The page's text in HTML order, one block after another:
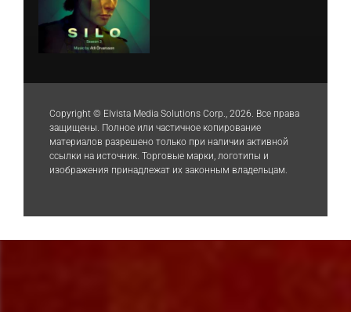
Copyright © Elvista Media Solutions Corp., 2026. Все права
защищены. Полное или частичное копирование
материалов разрешено только при наличии активной
ссылки на источник. Торговые марки, логотипы и
изображения принадлежат их законным владельцам.